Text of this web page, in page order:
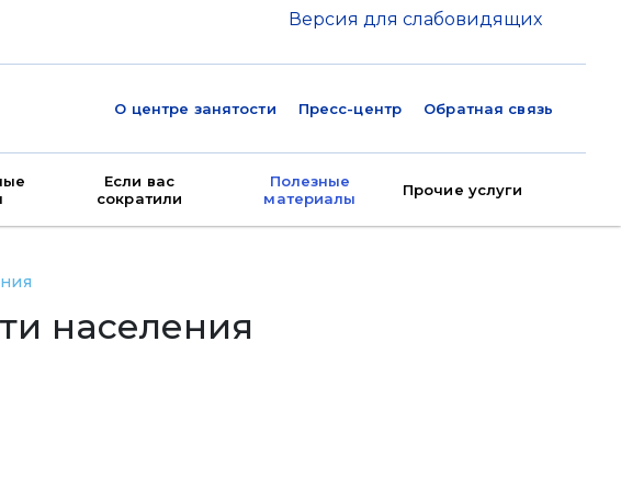
Версия для слабовидящих
О центре занятости Пресс-центр Обратная связь
Если вас
сократили
Полезные
материалы
Прочие услуги
населения